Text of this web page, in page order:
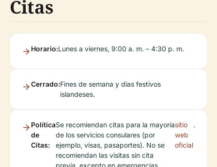
Citas
Horario:Lunes a viernes, 9:00 a. m. – 4:30 p. m.
Cerrado:Fines de semana y días festivos
islandeses.
Política
de
Citas:
Se recomiendan citas para la mayoría
de los servicios consulares (por
ejemplo, visas, pasaportes). No se
recomiendan las visitas sin cita
previa, excepto en emergencias.
sitio
web
oficial
.